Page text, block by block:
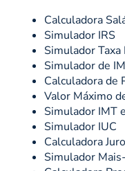
Calculadora
Simulador IRS
Simulador Taxa
Simulador de
Calculadora de
Valor Máximo
Simulador IMT
Simulador IUC
Calculadora
Simulador